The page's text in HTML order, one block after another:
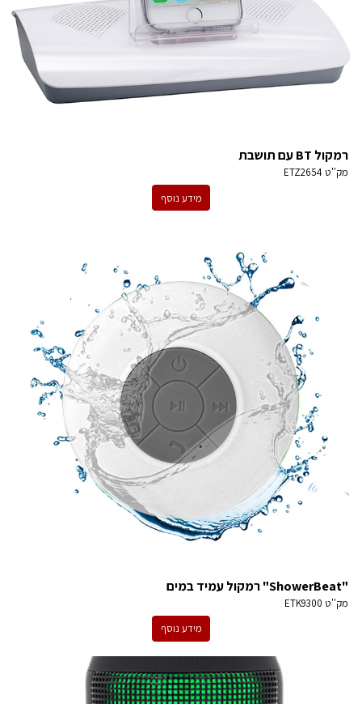
רמקול BT עם תושבת
מק''טETZ2654
מידע נוסף
"ShowerBeat" רמקול עמיד במים
מק''ט ETK9300
מידע נוסף